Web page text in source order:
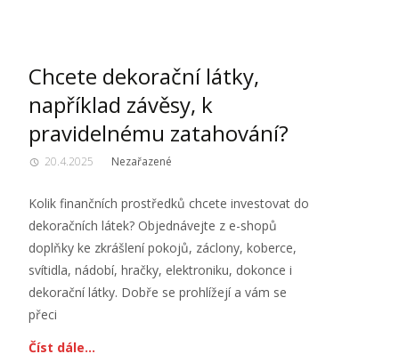
Chcete dekorační látky,
například závěsy, k
pravidelnému zatahování?
20.4.2025 Nezařazené
Kolik finančních prostředků chcete investovat do
dekoračních látek? Objednávejte z e-shopů
doplňky ke zkrášlení pokojů, záclony, koberce,
svítidla, nádobí, hračky, elektroniku, dokonce i
dekorační látky. Dobře se prohlížejí a vám se
přeci
Číst dále…